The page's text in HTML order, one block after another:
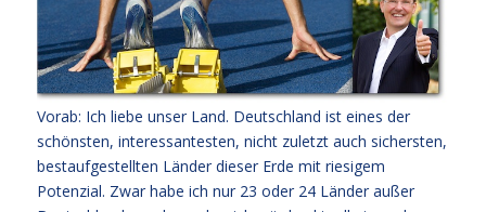
Vorab: Ich liebe unser Land. Deutschland ist eines der
schönsten, interessantesten, nicht zuletzt auch sichersten,
bestaufgestellten Länder dieser Erde mit riesigem
Potenzial. Zwar habe ich nur 23 oder 24 Länder außer